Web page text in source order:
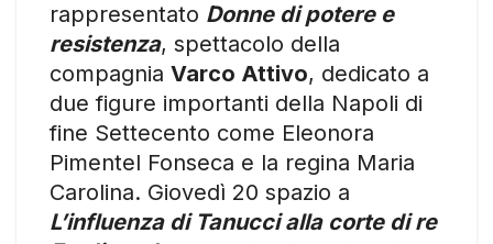
rappresentato Donne di potere e
resistenza, spettacolo della
compagnia Varco Attivo, dedicato a
due figure importanti della Napoli di
fine Settecento come Eleonora
Pimentel Fonseca e la regina Maria
Carolina. Giovedì 20 spazio a
L’influenza di Tanucci alla corte di re